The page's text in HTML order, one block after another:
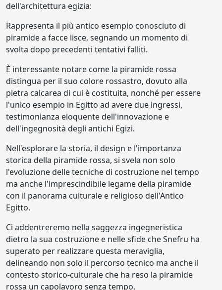
dell'architettura egizia:
Rappresenta il più antico esempio conosciuto di
piramide a facce lisce, segnando un momento di
svolta dopo precedenti tentativi falliti.
È interessante notare come la piramide rossa
distingua per il suo colore rossastro, dovuto alla
pietra calcarea di cui è costituita, nonché per essere
l'unico esempio in Egitto ad avere due ingressi,
testimonianza eloquente dell'innovazione e
dell'ingegnosità degli antichi Egizi.
Nell'esplorare la storia, il design e l'importanza
storica della piramide rossa, si svela non solo
l'evoluzione delle tecniche di costruzione nel tempo
ma anche l'imprescindibile legame della piramide
con il panorama culturale e religioso dell'Antico
Egitto.
Ci addentreremo nella saggezza ingegneristica
dietro la sua costruzione e nelle sfide che Snefru ha
superato per realizzare questa meraviglia,
delineando non solo il percorso tecnico ma anche il
contesto storico-culturale che ha reso la piramide
rossa un capolavoro senza tempo.